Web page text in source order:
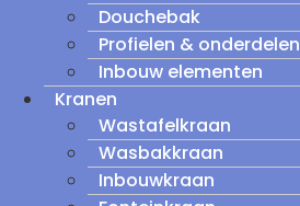
Douchebak
Profielen & onderdelen
Inbouw elementen
Kranen
Wastafelkraan
Wasbakkraan
Inbouwkraan